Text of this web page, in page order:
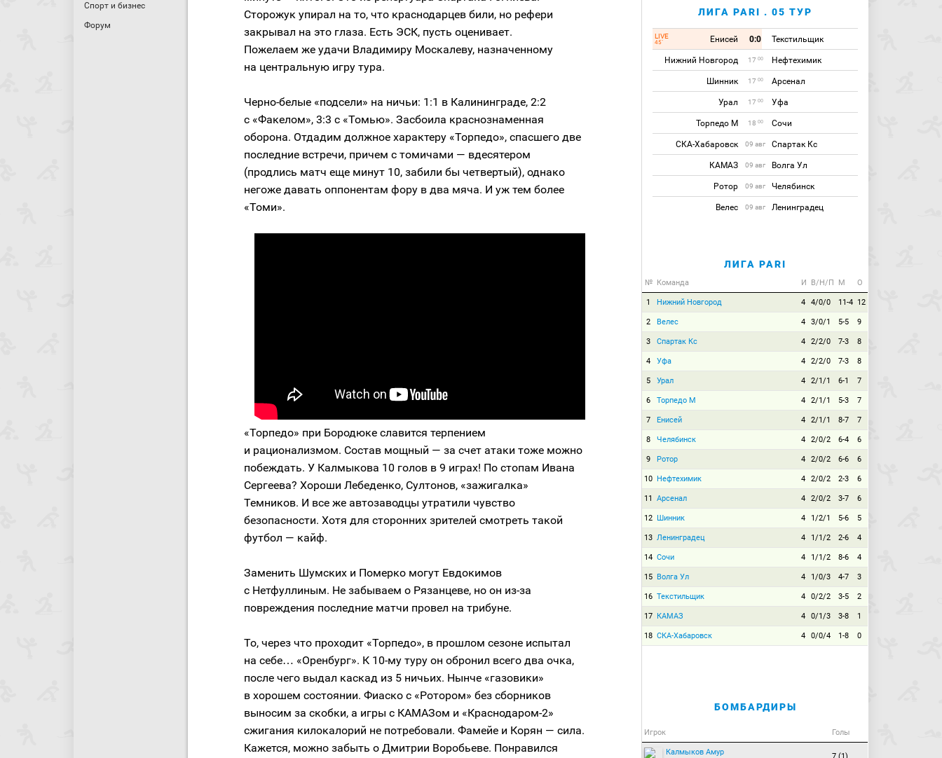
Спорт и бизнес
Форум
Сторожук упирал на то, что краснодарцев били, но рефери
закрывал на это глаза. Есть ЭСК, пусть оценивает.
Пожелаем же удачи Владимиру Москалеву, назначенному
на центральную игру тура.
Черно-белые «подсели» на ничьи: 1:1 в Калининграде, 2:2
с «Факелом», 3:3 с «Томью». Засбоила краснознаменная
оборона. Отдадим должное характеру «Торпедо», спасшего две
последние встречи, причем с томичами — вдесятером
(продлись матч еще минут 10, забили бы четвертый), однако
негоже давать оппонентам фору в два мяча. И уж тем более
«Томи».
«Торпедо» при Бородюке славится терпением
и рационализмом. Состав мощный — за счет атаки тоже можно
побеждать. У Калмыкова 10 голов в 9 играх! По стопам Ивана
Сергеева? Хороши Лебеденко, Султонов, «зажигалка»
Темников. И все же автозаводцы утратили чувство
безопасности. Хотя для сторонних зрителей смотреть такой
футбол — кайф.
Заменить Шумских и Померко могут Евдокимов
с Нетфуллиным. Не забываем о Рязанцеве, но он из-за
повреждения последние матчи провел на трибуне.
То, через что проходит «Торпедо», в прошлом сезоне испытал
на себе… «Оренбург». К 10-му туру он обронил всего два очка,
после чего выдал каскад из 5 ничьих. Нынче «газовики»
в хорошем состоянии. Фиаско с «Ротором» без сборников
выносим за скобки, а игры с КАМАЗом и «Краснодаром-2»
сжигания килокалорий не потребовали. Фамейе и Корян — сила.
Кажется, можно забыть о Дмитрии Воробьеве. Понравился
ЛИГА PARI . 05 ТУР
LIVE
45` Енисей 0:0 Текстильщик
Нижний Новгород 17 00 Нефтехимик
Шинник 17 00 Арсенал
Урал 17 00 Уфа
Торпедо М 18 00 Сочи
СКА-Хабаровск 09 авг Спартак Кс
КАМАЗ 09 авг Волга Ул
Ротор 09 авг Челябинск
Велес 09 авг Ленинградец
ЛИГА PARI
№ Команда И В/Н/П М О
1 Нижний Новгород 4 4/0/0 11-4 12
2 Велес 4 3/0/1 5-5 9
3 Спартак Кс 4 2/2/0 7-3 8
4 Уфа 4 2/2/0 7-3 8
5 Урал 4 2/1/1 6-1 7
6 Торпедо М 4 2/1/1 5-3 7
7 Енисей 4 2/1/1 8-7 7
8 Челябинск 4 2/0/2 6-4 6
9 Ротор 4 2/0/2 6-6 6
10 Нефтехимик 4 2/0/2 2-3 6
11 Арсенал 4 2/0/2 3-7 6
12 Шинник 4 1/2/1 5-6 5
13 Ленинградец 4 1/1/2 2-6 4
14 Сочи 4 1/1/2 8-6 4
15 Волга Ул 4 1/0/3 4-7 3
16 Текстильщик 4 0/2/2 3-5 2
17 КАМАЗ 4 0/1/3 3-8 1
18 СКА-Хабаровск 4 0/0/4 1-8 0
БОМБАРДИРЫ
Игрок Голы
Калмыков Амур